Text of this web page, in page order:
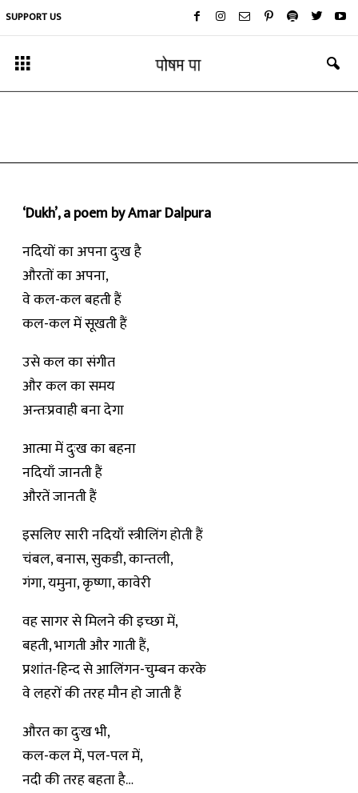
SUPPORT US
कविता
दुःख
Byअमर दलपुरा
‘Dukh’, a poem by Amar Dalpura
नदियों का अपना दुःख है
औरतों का अपना,
वे कल-कल बहती हैं
कल-कल में सूखती हैं
उसे कल का संगीत
और कल का समय
अन्तःप्रवाही बना देगा
आत्मा में दुःख का बहना
नदियाँ जानती हैं
औरतें जानती हैं
इसलिए सारी नदियाँ स्त्रीलिंग होती हैं
चंबल, बनास, सुकडी, कान्तली,
गंगा, यमुना, कृष्णा, कावेरी
वह सागर से मिलने की इच्छा में,
बहती, भागती और गाती हैं,
प्रशांत-हिन्द से आलिंगन-चुम्बन करके
वे लहरों की तरह मौन हो जाती हैं
औरत का दुःख भी,
कल-कल में, पल-पल में,
नदी की तरह बहता है…